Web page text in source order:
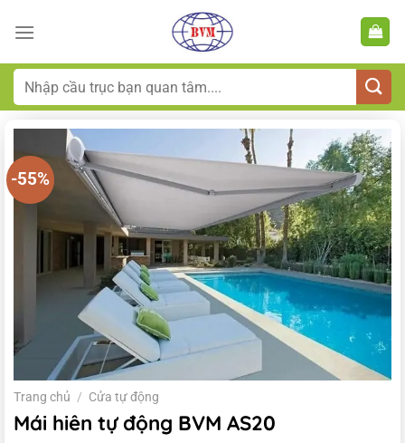
qua
dungTìm
kiếm:
-55%
Trang chủ / Cửa tự động
Mái hiên tự động BVM AS20